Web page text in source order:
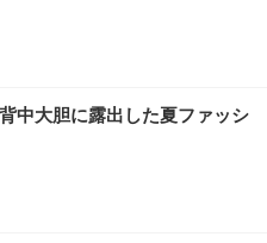
ア デスクチェア 疲れない テレ
ックレスト 30度ロッキング機
サポート 90度跳ね上げ式アーム
性メッシュ ゲーミング/勉強/事
ンチェア (ブラック)
ア デスクチェア 疲れない テレ
ックレスト 30度ロッキング機
ポート 90度跳ね上げ式アーム
ングモニター DualSense 充電
）
E2724HS 27インチ 液晶モニタ
）VA 非光沢 HDMI/DisplayP
内蔵 高さ調整 スイベル VESA対
オ・オムツ L 中型犬用 26枚入
トベーシック) 【Amazon.co.jp
アイリスオーヤマ ペットシーツ
100枚入 (x 1) (ケース販売)
中大胆に露出した夏ファッシ